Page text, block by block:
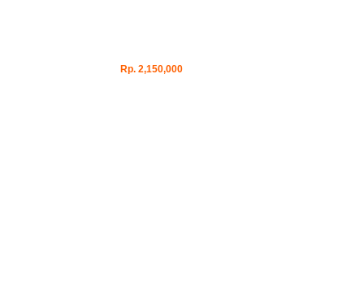
Rp. 2,150,000